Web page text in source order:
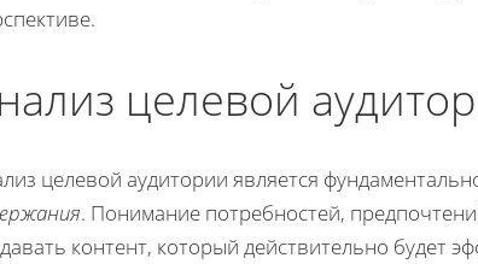
целевой
целевой аудитории является
. Понимание потребностей,
контент, который действительно будет